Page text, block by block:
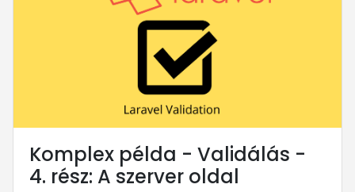
Komplex példa - Validálás -
4. rész: A szerver oldal